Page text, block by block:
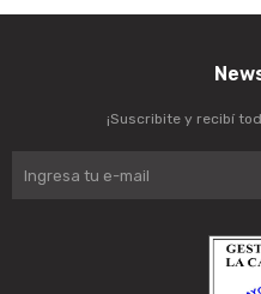
¡Suscribite y recibí